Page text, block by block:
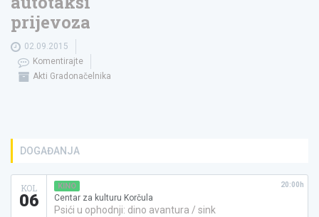
prijevoza
02.09.2015
Komentirajte
Akti Gradonačelnika
DOGAĐANJA
KOL
06
KINO
Centar za kulturu Korčula
Psići u ophodnji: dino avantura / sink
20:00h